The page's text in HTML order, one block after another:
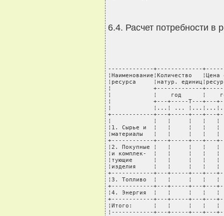
6.4. Расчет потребности в
-------------+-------------
¦Наименование¦Количество
¦ресурса     ¦натур.
¦            +-------------
¦            ¦    год      ¦
¦            +---+-----T---+---
¦            ¦...¦ ...
+------------+---+-----+---+---
¦            ¦   ¦     ¦   ¦   ¦
¦1. Сырье и  ¦   ¦     ¦   ¦
¦материалы   ¦   ¦     ¦   ¦
+------------+---+-----+---+---
¦2. Покупные ¦   ¦     ¦   ¦
¦и комплек-  ¦   ¦     ¦   ¦
¦тующие      ¦   ¦     ¦   ¦
¦изделия     ¦   ¦     ¦   ¦
+------------+---+-----+---+---
¦3. Топливо  ¦   ¦     ¦   ¦
+------------+---+-----+---+---
¦4. Энергия  ¦   ¦     ¦   ¦
+------------+---+-----+---+---
¦Итого:      ¦   ¦     ¦   ¦
¦------------+---+-----+---+---